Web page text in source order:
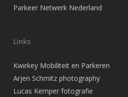
Parkeer Netwerk Nederland
Links
Kwirkey Mobiliteit en Parkeren
Arjen Schmitz photography
Lucas Kemper fotografie